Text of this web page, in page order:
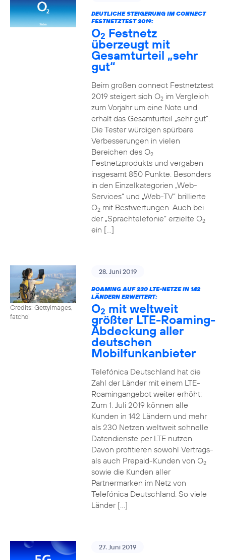
DEUTLICHE STEIGERUNG IM CONNECT
FESTNETZTEST 2019:
O2 Festnetz
überzeugt mit
Gesamturteil „sehr
gut“
Beim großen connect Festnetztest
2019 steigert sich O2im Vergleich
zum Vorjahr um eine Note und
erhält das Gesamturteil „sehr gut“.
Die Tester würdigen spürbare
Verbesserungen in vielen
Bereichen des O2
Festnetzprodukts und vergaben
insgesamt 850 Punkte. Besonders
in den Einzelkategorien „Web-
Services“ und „Web-TV“ brillierte
O2mit Bestwertungen. Auch bei
der „Sprachtelefonie“ erzielte O2
ein […]
Credits: Gettyimages,
fatchoi
28. Juni 2019
ROAMING AUF 230 LTE-NETZE IN 142
LÄNDERN ERWEITERT:
O2 mit weltweit
größter LTE-Roaming-
Abdeckung aller
deutschen
Mobilfunkanbieter
Telefónica Deutschland hat die
Zahl der Länder mit einem LTE-
Roamingangebot weiter erhöht:
Zum 1. Juli 2019 können alle
Kunden in 142 Ländern und mehr
als 230 Netzen weltweit schnelle
Datendienste per LTE nutzen.
Davon profitieren sowohl Vertrags-
als auch Prepaid-Kunden von O2
sowie die Kunden aller
Partnermarken im Netz von
Telefónica Deutschland. So viele
Länder […]
27. Juni 2019